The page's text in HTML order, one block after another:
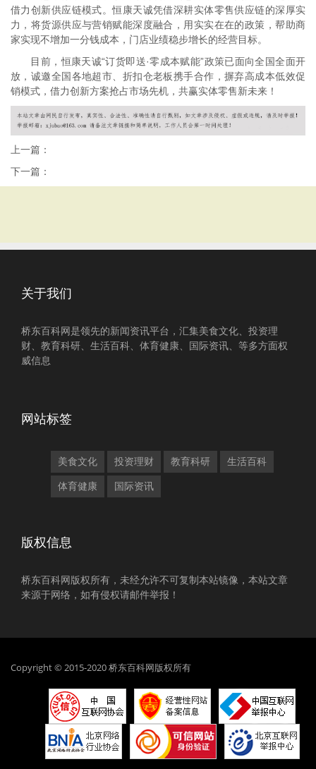
借力创新供应链模式。恒康天诚凭借深耕实体零售供应链的深厚实
力，将货源供应与营销赋能深度融合，用实实在在的政策，帮助商
家实现不增加一分钱成本，门店业绩稳步增长的经营目标。
目前，恒康天诚“订货即送·零成本赋能”政策已面向全国全面开
放，诚邀全国各地超市、折扣仓老板携手合作，摒弃高成本低效促
销模式，借力创新方案抢占市场先机，共赢实体零售新未来！
上一篇：
下一篇：
关于我们
桥东百科网是领先的新闻资讯平台，汇集美食文化、投资理
财、教育科研、生活百科、体育健康、国际资讯、等多方面权
威信息
网站标签
美食文化 投资理财 教育科研 生活百科
体育健康 国际资讯
版权信息
桥东百科网版权所有，未经允许不可复制本站镜像，本站文章
来源于网络，如有侵权请邮件举报！
Copyright © 2015-2020 桥东百科网版权所有